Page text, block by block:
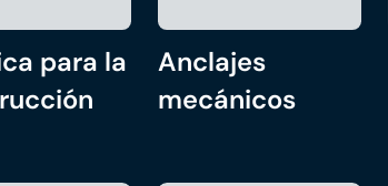
para la
Anclajes
mecánicos